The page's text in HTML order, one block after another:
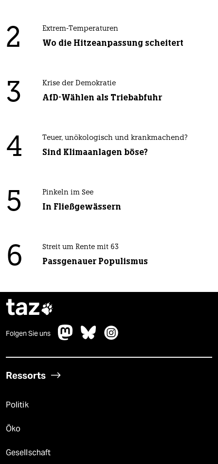
2 Extrem-Temperaturen
Wo die Hitzeanpassung scheitert
3 Krise der Demokratie
AfD-Wählen als Triebabfuhr
4 Teuer, unökologisch und krankmachend?
Sind Klimaanlagen böse?
5 Pinkeln im See
In Fließgewässern
6 Streit um Rente mit 63
Passgenauer Populismus
taz
Folgen Sie uns
Ressorts
Politik
Öko
Gesellschaft